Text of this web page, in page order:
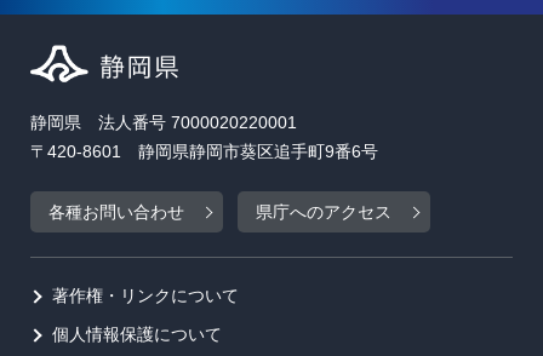
静岡県 法人番号 7000020220001
〒420-8601 静岡県静岡市葵区追手町9番6号
各種お問い合わせ 県庁へのアクセス
著作権・リンクについて
個人情報保護について